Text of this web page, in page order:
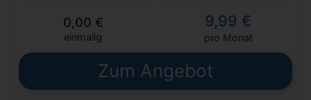
0,00 €
einmalig
9,99 €
pro Monat
Zum Angebot